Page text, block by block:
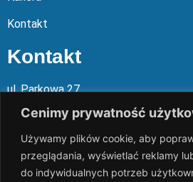
Cenimy prywatność
Używamy plików cookie, aby
przeglądania, wyświetlać reklamy
do indywidualnych potrzeb
Kontakt
Kontakt
ul. Parkowa 27
05-120 Legionowo
Mail: slalp@slalp.com.pl
Telefon: 732 86 6 667 | 731 466 667